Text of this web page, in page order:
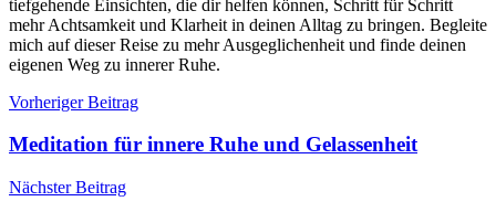
tiefgehende Einsichten, die dir helfen können, Schritt für Schritt
mehr Achtsamkeit und Klarheit in deinen Alltag zu bringen. Begleite
mich auf dieser Reise zu mehr Ausgeglichenheit und finde deinen
eigenen Weg zu innerer Ruhe.
Beitragsnavigation
Vorheriger Beitrag
Meditation für innere Ruhe und Gelassenheit
Nächster Beitrag